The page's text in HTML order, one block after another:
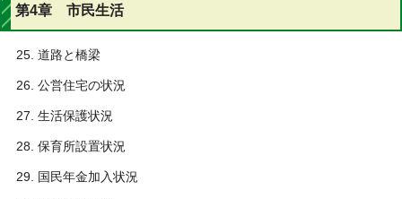
第4章 市民生活
道路と橋梁
公営住宅の状況
生活保護状況
保育所設置状況
国民年金加入状況